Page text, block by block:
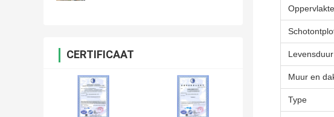
CERTIFICAAT Levensduur
Muur en
Type